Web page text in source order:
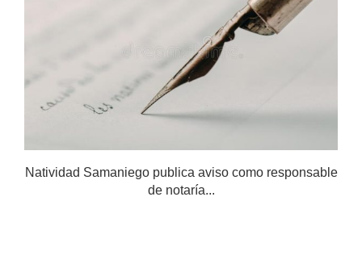
Natividad Samaniego publica aviso como responsable
de notaría...